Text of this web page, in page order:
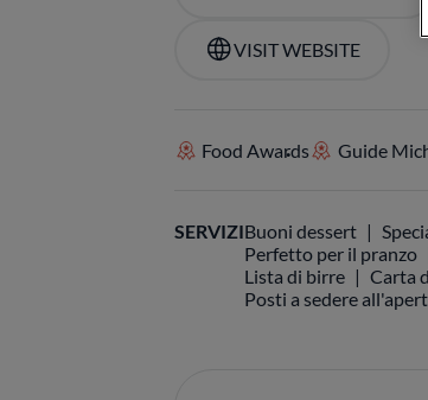
VISIT WEBSITE
Food Awards Guide
SERVIZIBuoni dessert
Perfetto per il pranzo
Lista di birre
Carta
Posti a sedere